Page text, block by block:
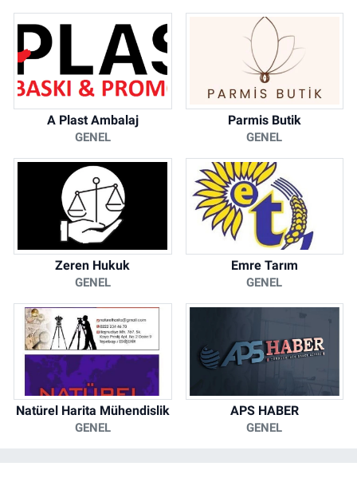
A Plast Ambalaj
GENEL
Parmis Butik
GENEL
Zeren Hukuk
GENEL
Emre Tarım
GENEL
Natürel Harita Mühendislik
GENEL
APS HABER
GENEL